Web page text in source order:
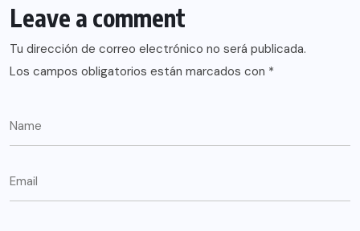
Leave a comment
Tu dirección de correo electrónico no será publicada.
Los campos obligatorios están marcados con *